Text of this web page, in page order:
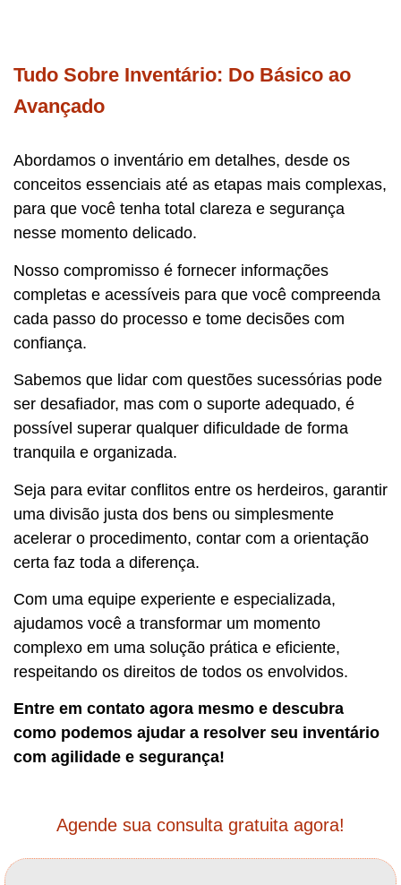
Tudo Sobre Inventário: Do Básico ao
Avançado
Abordamos o inventário em detalhes, desde os
conceitos essenciais até as etapas mais complexas,
para que você tenha total clareza e segurança
nesse momento delicado.
Nosso compromisso é fornecer informações
completas e acessíveis para que você compreenda
cada passo do processo e tome decisões com
confiança.
Sabemos que lidar com questões sucessórias pode
ser desafiador, mas com o suporte adequado, é
possível superar qualquer dificuldade de forma
tranquila e organizada.
Seja para evitar conflitos entre os herdeiros, garantir
uma divisão justa dos bens ou simplesmente
acelerar o procedimento, contar com a orientação
certa faz toda a diferença.
Com uma equipe experiente e especializada,
ajudamos você a transformar um momento
complexo em uma solução prática e eficiente,
respeitando os direitos de todos os envolvidos.
Entre em contato agora mesmo e descubra
como podemos ajudar a resolver seu inventário
com agilidade e segurança!
Agende sua consulta gratuita agora!